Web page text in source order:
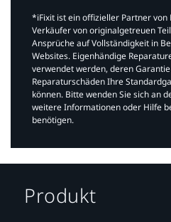
*iFixit ist ein offizieller Partner
Verkäufer von originalgetreuen
Ansprüche auf Vollständigkeit in
Websites. Eigenhändige
verwendet werden, deren
Reparaturschäden Ihre
können. Bitte wenden Sie sich an
weitere Informationen oder Hilfe
benötigen.​
Produkt